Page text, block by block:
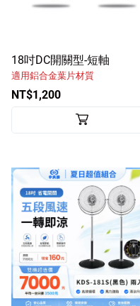
18吋DC開關型-短軸
適用鋁合金葉片材質
NT$1,200